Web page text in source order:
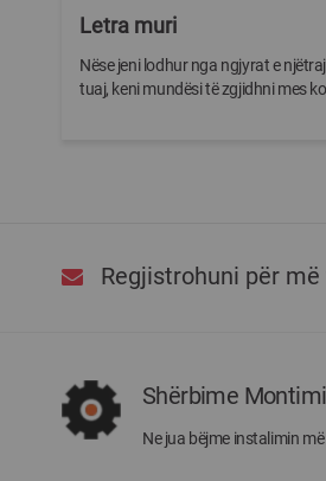
Letra muri
Nëse jeni lodhur nga ngjyrat e
tuaj, keni mundësi të zgjidhni mes
Regjistrohuni për
Shërbime Montimi
Ne jua bëjme instalimin